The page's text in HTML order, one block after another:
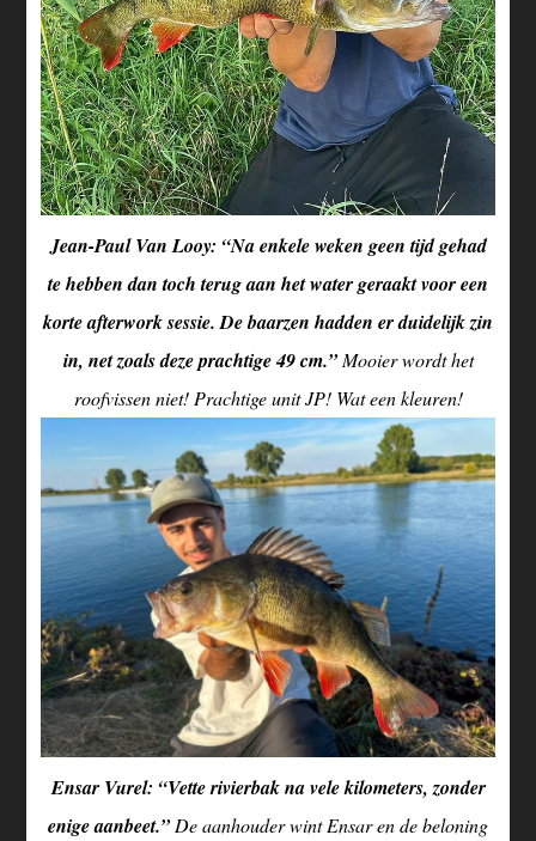
Jean-Paul Van Looy: “Na enkele weken geen tijd gehad
te hebben dan toch terug aan het water geraakt voor een
korte afterwork sessie. De baarzen hadden er duidelijk zin
in, net zoals deze prachtige 49 cm.”Mooier wordt het
roofvissen niet! Prachtige unit JP! Wat een kleuren!
Ensar Vurel: “Vette rivierbak na vele kilometers, zonder
enige aanbeet.”De aanhouder wint Ensar en de beloning